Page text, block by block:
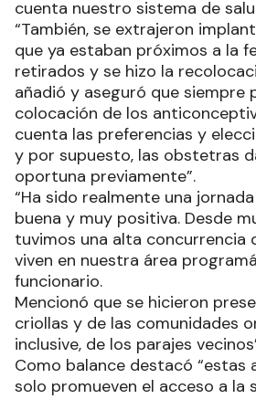
cuenta nuestro sistema de
“También, se extrajeron
que ya estaban próximos a la
retirados y se hizo la
añadió y aseguró que siempre
colocación de los
cuenta las preferencias y
y por supuesto, las obstetras
oportuna previamente”.
“Ha sido realmente una
buena y muy positiva. Desde
tuvimos una alta concurrencia
viven en nuestra área
funcionario.
Mencionó que se hicieron
criollas y de las comunidades
inclusive, de los parajes
Como balance destacó “estas
solo promueven el acceso a la